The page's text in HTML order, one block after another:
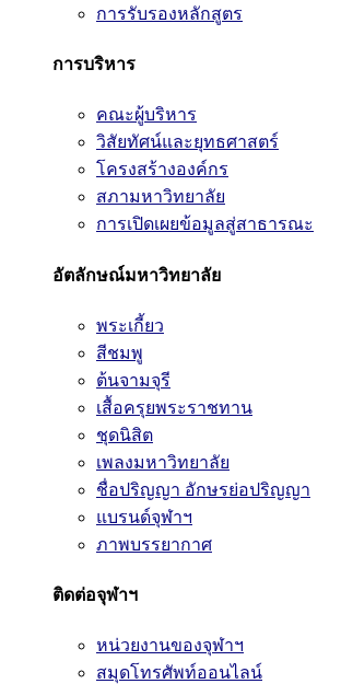
การรับรองหลักสูตร
การบริหาร
คณะผู้บริหาร
วิสัยทัศน์และยุทธศาสตร์
โครงสร้างองค์กร
สภามหาวิทยาลัย
การเปิดเผยข้อมูลสู่สาธารณะ
อัตลักษณ์มหาวิทยาลัย
พระเกี้ยว
สีชมพู
ต้นจามจุรี
เสื้อครุยพระราชทาน
ชุดนิสิต
เพลงมหาวิทยาลัย
ชื่อปริญญา อักษรย่อปริญญา
แบรนด์จุฬาฯ
ภาพบรรยากาศ
ติดต่อจุฬาฯ
หน่วยงานของจุฬาฯ
สมุดโทรศัพท์ออนไลน์